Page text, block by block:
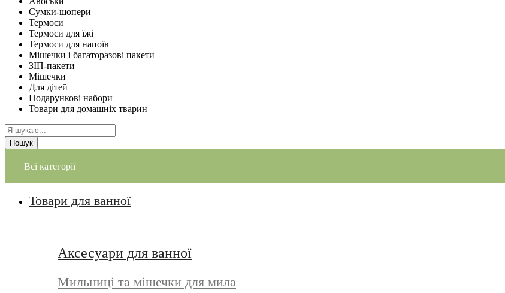
Сумки-шопери
Термоси
Термоси для їжі
Термоси для напоїв
Мішечки і багаторазові пакети
ЗІП-пакети
Мішечки
Для дітей
Подарункові набори
Товари для домашніх тварин
Пошук
Всі категорії
Товари для ванної
Аксесуари для ванної
Мильниці та мішечки для мила